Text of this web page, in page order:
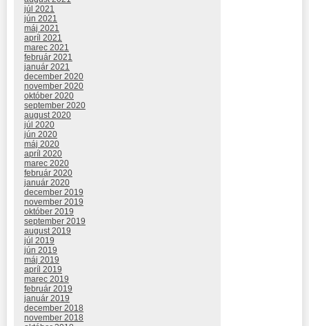
júl 2021
jún 2021
máj 2021
apríl 2021
marec 2021
február 2021
január 2021
december 2020
november 2020
október 2020
september 2020
august 2020
júl 2020
jún 2020
máj 2020
apríl 2020
marec 2020
február 2020
január 2020
december 2019
november 2019
október 2019
september 2019
august 2019
júl 2019
jún 2019
máj 2019
apríl 2019
marec 2019
február 2019
január 2019
december 2018
november 2018